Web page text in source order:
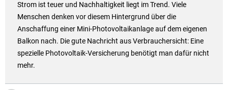
Strom ist teuer und Nachhaltigkeit liegt im Trend. Viele
Menschen denken vor diesem Hintergrund über die
Anschaffung einer Mini-Photovoltaikanlage auf dem eigenen
Balkon nach. Die gute Nachricht aus Verbrauchersicht: Eine
spezielle Photovoltaik-Versicherung benötigt man dafür nicht
mehr.